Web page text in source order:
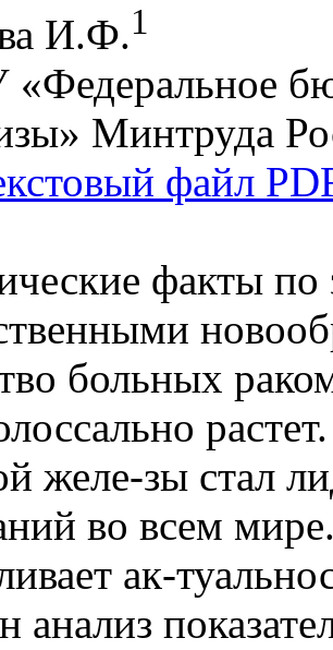
И.Ф.1
Минтруда
файл
факты по
больных
желе-зы стал
во всем
ак-
анализ